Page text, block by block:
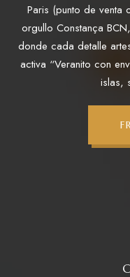
Paris (punto de venta
orgullo Constança
donde cada detalle
activa “Veranito con
islas,